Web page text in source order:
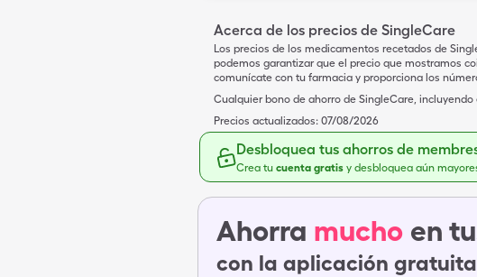
Acerca de los precios de SingleCare
Los precios de los medicamentos recetados de
podemos garantizar que el precio que mostramos
comunícate con tu farmacia y proporciona los
Cualquier bono de ahorro de SingleCare,
Precios actualizados: 07/08/2026
Desbloquea tus ahorros de
Crea tu cuenta gratis y desbloquea aún
Ahorra mucho en
con la aplicación